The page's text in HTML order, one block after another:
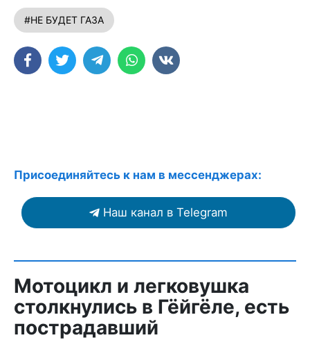
#НЕ БУДЕТ ГАЗА
Присоединяйтесь к нам в мессенджерах:
Наш канал в Telegram
Мотоцикл и легковушка
столкнулись в Гёйгёле, есть
пострадавший